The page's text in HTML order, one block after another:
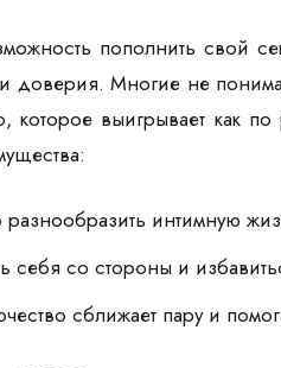
пополнить свой
доверия. Многие не
выигрывает как
интимную
себя со стороны и
сближает пару и